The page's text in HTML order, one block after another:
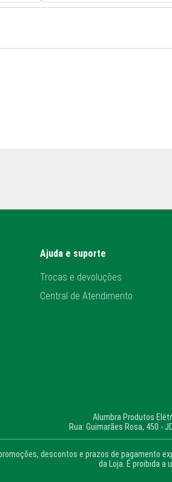
Ajuda e suporte
Trocas e devoluções
Central de Atendimento
Alumbra Produtos
Rua: Guimarães Rosa, 450 -
descontos e prazos de pagamento
da Loja. É proibida a